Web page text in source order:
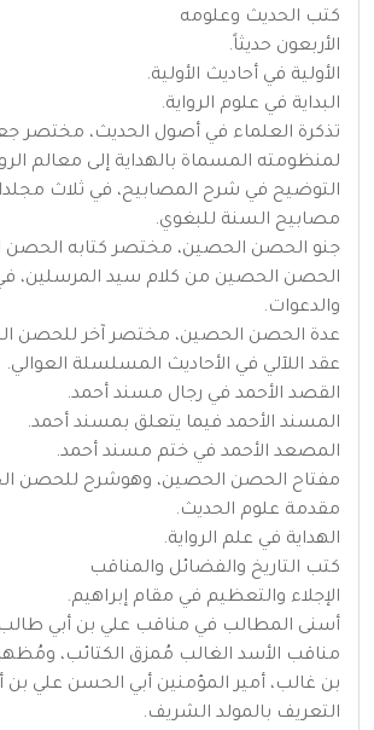
كتب الحديث وعلومه
الأربعون حديثاً.
الأولية في أحاديث الأولية.
البداية في علوم الرواية.
تذكرة العلماء في أصول الحديث، مختصر
لمنظومته المسماة بالهداية إلى معالم
التوضيح في شرح المصابيح، في ثلاث
مصابيح السنة للبغوي.
جنو الحصن الحصين، مختصر كتابه الحصن
الحصن الحصين من كلام سيد المرسلين، في
والدعوات.
عدة الحصن الحصين، مختصر آخر للحصن
عقد اللآلي في الأحاديث المسلسلة العوالي.
القصد الأحمد في رجال مسند أحمد.
المسند الأحمد فيما يتعلق بمسند أحمد.
المصعد الأحمد في ختم مسند أحمد.
مفتاح الحصن الحصين، وهوشرح للحصن
مقدمة علوم الحديث.
الهداية في علم الرواية.
كتب التاريخ والفضائل والمناقب
الإجلاء والتعظيم في مقام إبراهيم.
أسنى المطالب في مناقب علي بن أبي
مناقب الأسد الغالب مُمزق الكتائب،
بن غالب، أمير المؤمنين أبي الحسن علي بن
التعريف بالمولد الشريف.